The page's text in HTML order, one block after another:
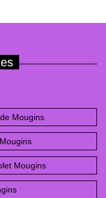
Mougins
Mougins